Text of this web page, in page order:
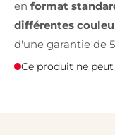
en format
différentes
d'une garantie de
Ce produit ne